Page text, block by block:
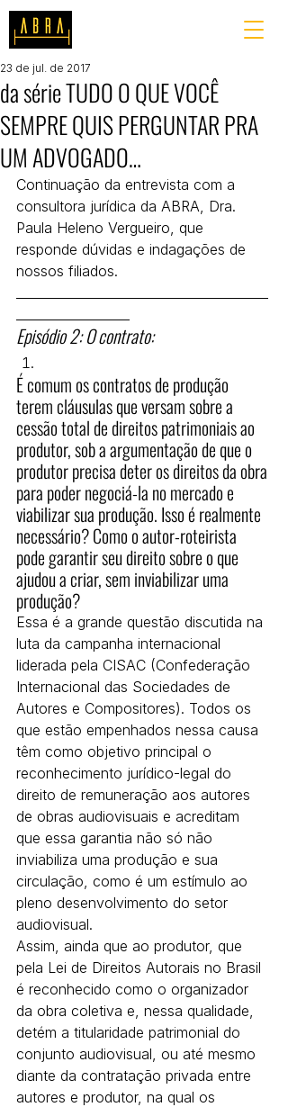
da série TUDO O QUE VOCÊ
SEMPRE QUIS PERGUNTAR PRA
UM ADVOGADO…
23 de jul. de 2017
Continuação da entrevista com a
consultora jurídica da ABRA, Dra.
Paula Heleno Vergueiro, que
responde dúvidas e indagações de
nossos filiados.
Episódio 2: O contrato:
É comum os contratos de produção
terem cláusulas que versam sobre a
cessão total de direitos patrimoniais ao
produtor, sob a argumentação de que o
produtor precisa deter os direitos da obra
para poder negociá-la no mercado e
viabilizar sua produção. Isso é realmente
necessário? Como o autor-roteirista
pode garantir seu direito sobre o que
ajudou a criar, sem inviabilizar uma
produção?
Essa é a grande questão discutida na
luta da campanha internacional
liderada pela CISAC (Confederação
Internacional das Sociedades de
Autores e Compositores). Todos os
que estão empenhados nessa causa
têm como objetivo principal o
reconhecimento jurídico-legal do
direito de remuneração aos autores
de obras audiovisuais e acreditam
que essa garantia não só não
inviabiliza uma produção e sua
circulação, como é um estímulo ao
pleno desenvolvimento do setor
audiovisual.
Assim, ainda que ao produtor, que
pela Lei de Direitos Autorais no Brasil
é reconhecido como o organizador
da obra coletiva e, nessa qualidade,
detém a titularidade patrimonial do
conjunto audiovisual, ou até mesmo
diante da contratação privada entre
autores e produtor, na qual os